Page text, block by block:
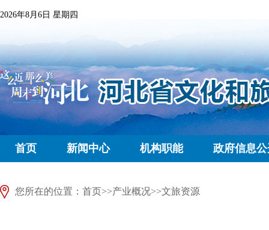
2026年8月6日 星期四
首页 新闻中心 机构职能 政府信息
您所在的位置： 首页>>产业概况>>文旅资源